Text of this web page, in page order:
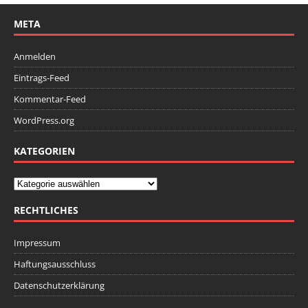
META
Anmelden
Eintrags-Feed
Kommentar-Feed
WordPress.org
KATEGORIEN
RECHTLICHES
Impressum
Haftungsausschluss
Datenschutzerklärung